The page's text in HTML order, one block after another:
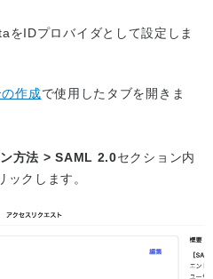
をIDプロバイダとして設定しま
作成で使用したタブを開きま
方法 > SAML 2.0セクション内
ックします。